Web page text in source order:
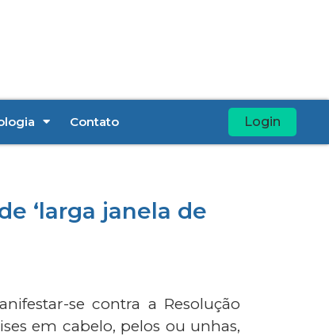
Contato Login
‘larga janela de
se contra a Resolução
em cabelo, pelos ou unhas,